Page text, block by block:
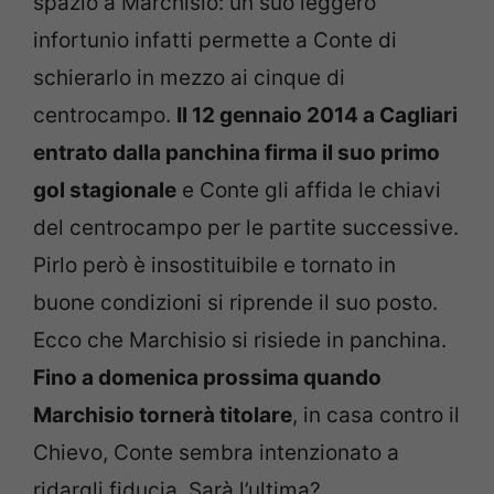
infortunio infatti permette a Conte di
schierarlo in mezzo ai cinque di
centrocampo. Il 12 gennaio 2014 a Cagliari
entrato dalla panchina firma il suo primo
gol stagionale e Conte gli affida le chiavi
del centrocampo per le partite successive.
Pirlo però è insostituibile e tornato in
buone condizioni si riprende il suo posto.
Ecco che Marchisio si risiede in panchina.
Fino a domenica prossima quando
Marchisio tornerà titolare, in casa contro il
Chievo, Conte sembra intenzionato a